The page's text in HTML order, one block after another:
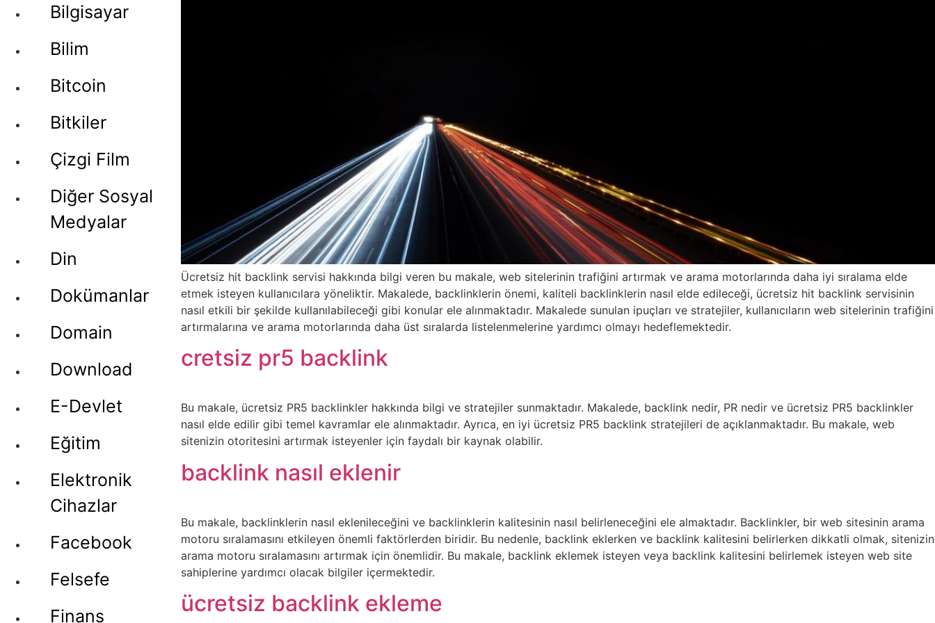
Bilgisayar
Bilim
Bitcoin
Bitkiler
Çizgi Film
Diğer Sosyal
Medyalar
Din
Dokümanlar
Domain
Download
E-Devlet
Eğitim
Elektronik
Cihazlar
Facebook
Felsefe
Finans
Ücretsiz hit backlink servisi hakkında bilgi veren bu makale, web sitelerinin trafiğini artırmak ve arama motorlarında daha iyi sıralama elde
etmek isteyen kullanıcılara yöneliktir. Makalede, backlinklerin önemi, kaliteli backlinklerin nasıl elde edileceği, ücretsiz hit backlink servisinin
nasıl etkili bir şekilde kullanılabileceği gibi konular ele alınmaktadır. Makalede sunulan ipuçları ve stratejiler, kullanıcıların web sitelerinin trafiğini
artırmalarına ve arama motorlarında daha üst sıralarda listelenmelerine yardımcı olmayı hedeflemektedir.
cretsiz pr5 backlink
Bu makale, ücretsiz PR5 backlinkler hakkında bilgi ve stratejiler sunmaktadır. Makalede, backlink nedir, PR nedir ve ücretsiz PR5 backlinkler
nasıl elde edilir gibi temel kavramlar ele alınmaktadır. Ayrıca, en iyi ücretsiz PR5 backlink stratejileri de açıklanmaktadır. Bu makale, web
sitenizin otoritesini artırmak isteyenler için faydalı bir kaynak olabilir.
backlink nasıl eklenir
Bu makale, backlinklerin nasıl eklenileceğini ve backlinklerin kalitesinin nasıl belirleneceğini ele almaktadır. Backlinkler, bir web sitesinin arama
motoru sıralamasını etkileyen önemli faktörlerden biridir. Bu nedenle, backlink eklerken ve backlink kalitesini belirlerken dikkatli olmak, sitenizin
arama motoru sıralamasını artırmak için önemlidir. Bu makale, backlink eklemek isteyen veya backlink kalitesini belirlemek isteyen web site
sahiplerine yardımcı olacak bilgiler içermektedir.
ücretsiz backlink ekleme